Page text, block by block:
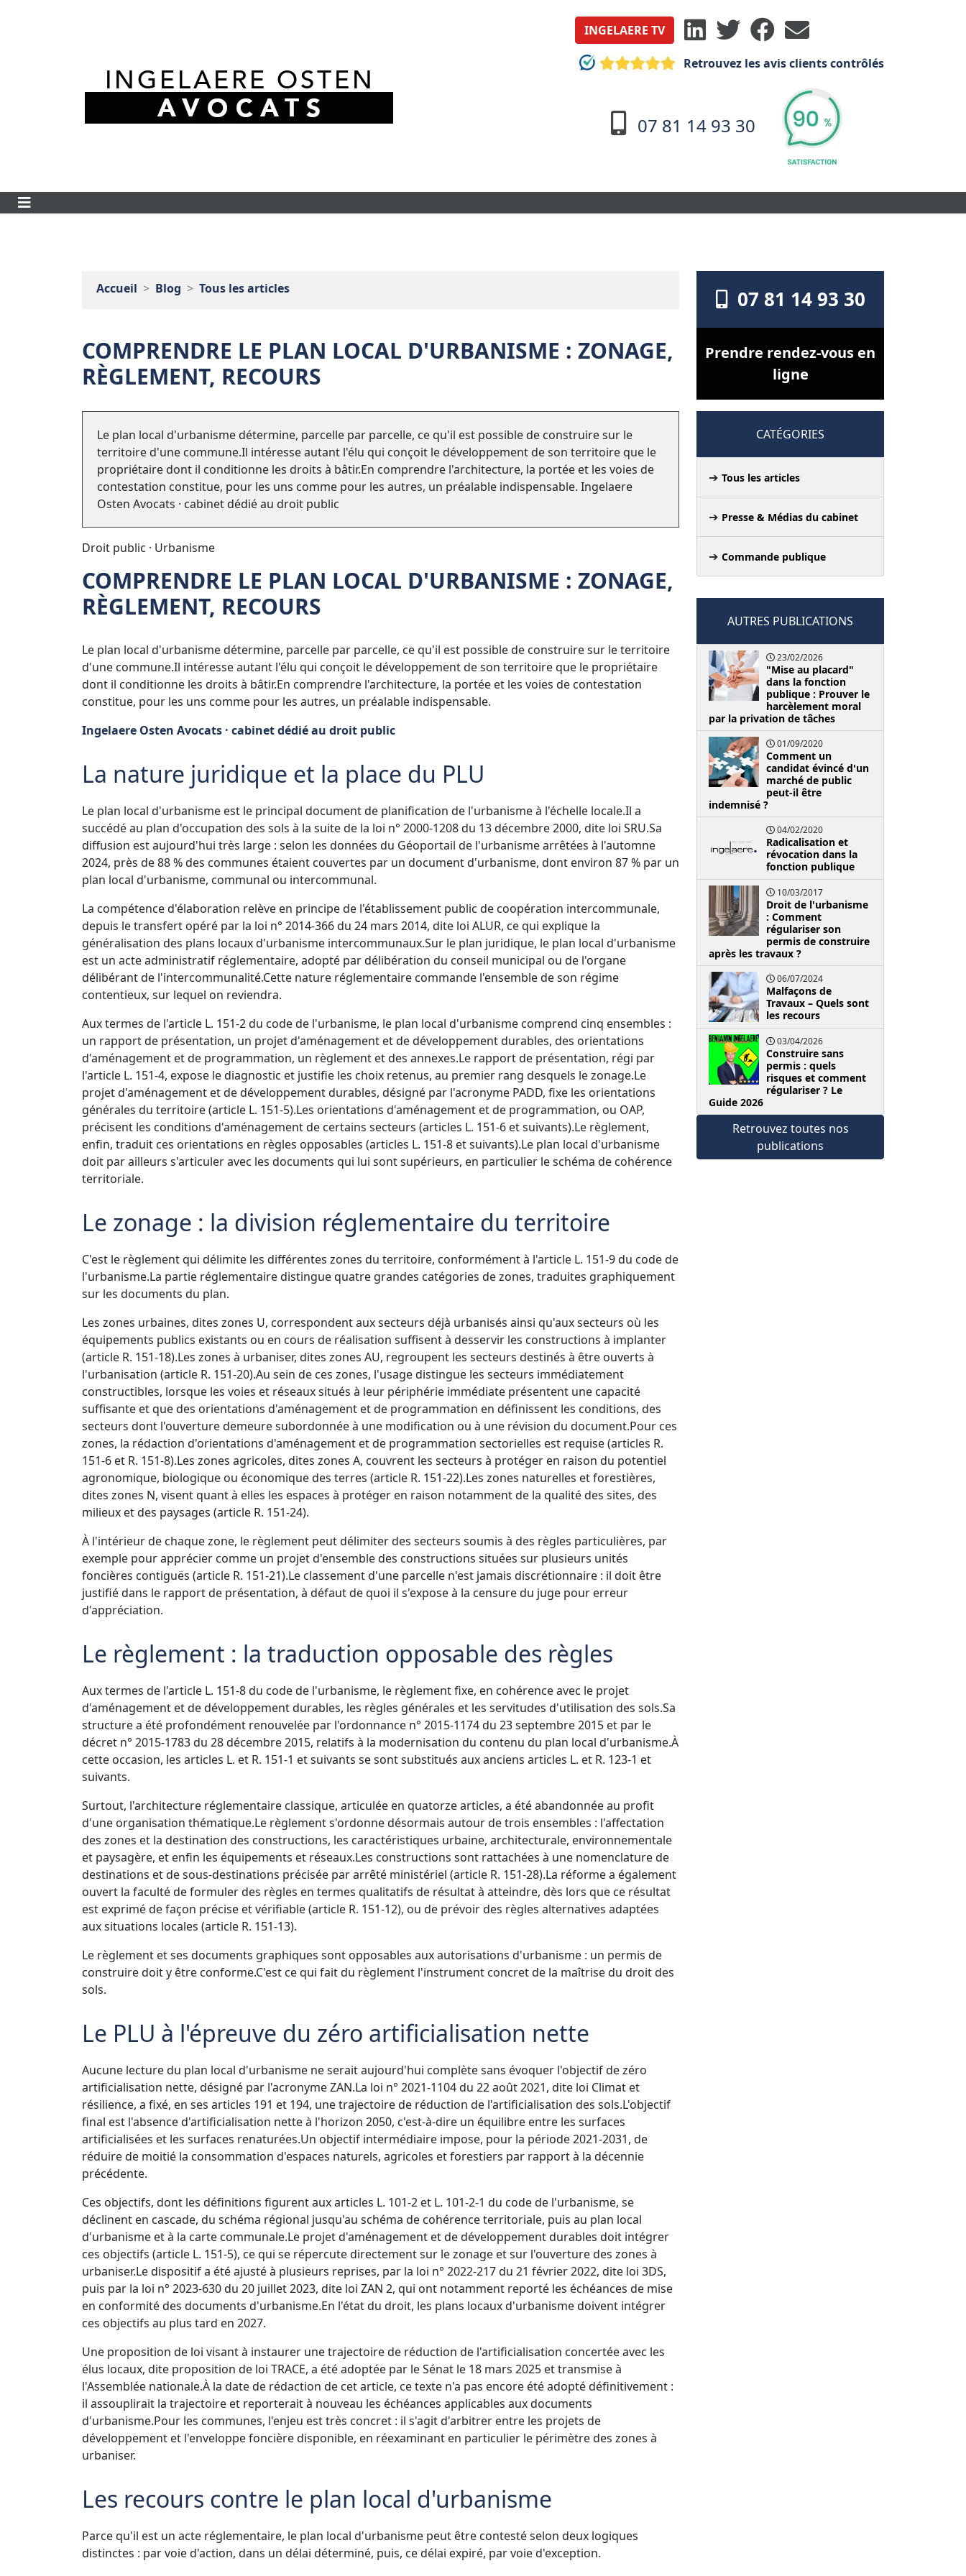
INGELAERE TV
Retrouvez les avis clients contrôlés
07 81 14 93 30
Accueil Blog Tous les articles
COMPRENDRE LE PLAN LOCAL D'URBANISME : ZONAGE,
RÈGLEMENT, RECOURS
Le plan local d'urbanisme détermine, parcelle par parcelle, ce qu'il est possible de construire sur le
territoire d'une commune.Il intéresse autant l'élu qui conçoit le développement de son territoire que le
propriétaire dont il conditionne les droits à bâtir.En comprendre l'architecture, la portée et les voies de
contestation constitue, pour les uns comme pour les autres, un préalable indispensable. Ingelaere
Osten Avocats · cabinet dédié au droit public
Droit public · Urbanisme
COMPRENDRE LE PLAN LOCAL D'URBANISME : ZONAGE,
RÈGLEMENT, RECOURS
Le plan local d'urbanisme détermine, parcelle par parcelle, ce qu'il est possible de construire sur le territoire
d'une commune.Il intéresse autant l'élu qui conçoit le développement de son territoire que le propriétaire
dont il conditionne les droits à bâtir.En comprendre l'architecture, la portée et les voies de contestation
constitue, pour les uns comme pour les autres, un préalable indispensable.
Ingelaere Osten Avocats · cabinet dédié au droit public
La nature juridique et la place du PLU
Le plan local d'urbanisme est le principal document de planification de l'urbanisme à l'échelle locale.Il a
succédé au plan d'occupation des sols à la suite de la loi n° 2000-1208 du 13 décembre 2000, dite loi SRU.Sa
diffusion est aujourd'hui très large : selon les données du Géoportail de l'urbanisme arrêtées à l'automne
2024, près de 88 % des communes étaient couvertes par un document d'urbanisme, dont environ 87 % par un
plan local d'urbanisme, communal ou intercommunal.
La compétence d'élaboration relève en principe de l'établissement public de coopération intercommunale,
depuis le transfert opéré par la loi n° 2014-366 du 24 mars 2014, dite loi ALUR, ce qui explique la
généralisation des plans locaux d'urbanisme intercommunaux.Sur le plan juridique, le plan local d'urbanisme
est un acte administratif réglementaire, adopté par délibération du conseil municipal ou de l'organe
délibérant de l'intercommunalité.Cette nature réglementaire commande l'ensemble de son régime
contentieux, sur lequel on reviendra.
Aux termes de l'article L. 151-2 du code de l'urbanisme, le plan local d'urbanisme comprend cinq ensembles :
un rapport de présentation, un projet d'aménagement et de développement durables, des orientations
d'aménagement et de programmation, un règlement et des annexes.Le rapport de présentation, régi par
l'article L. 151-4, expose le diagnostic et justifie les choix retenus, au premier rang desquels le zonage.Le
projet d'aménagement et de développement durables, désigné par l'acronyme PADD, fixe les orientations
générales du territoire (article L. 151-5).Les orientations d'aménagement et de programmation, ou OAP,
précisent les conditions d'aménagement de certains secteurs (articles L. 151-6 et suivants).Le règlement,
enfin, traduit ces orientations en règles opposables (articles L. 151-8 et suivants).Le plan local d'urbanisme
doit par ailleurs s'articuler avec les documents qui lui sont supérieurs, en particulier le schéma de cohérence
territoriale.
Le zonage : la division réglementaire du territoire
C'est le règlement qui délimite les différentes zones du territoire, conformément à l'article L. 151-9 du code de
l'urbanisme.La partie réglementaire distingue quatre grandes catégories de zones, traduites graphiquement
sur les documents du plan.
Les zones urbaines, dites zones U, correspondent aux secteurs déjà urbanisés ainsi qu'aux secteurs où les
équipements publics existants ou en cours de réalisation suffisent à desservir les constructions à implanter
(article R. 151-18).Les zones à urbaniser, dites zones AU, regroupent les secteurs destinés à être ouverts à
l'urbanisation (article R. 151-20).Au sein de ces zones, l'usage distingue les secteurs immédiatement
constructibles, lorsque les voies et réseaux situés à leur périphérie immédiate présentent une capacité
suffisante et que des orientations d'aménagement et de programmation en définissent les conditions, des
secteurs dont l'ouverture demeure subordonnée à une modification ou à une révision du document.Pour ces
zones, la rédaction d'orientations d'aménagement et de programmation sectorielles est requise (articles R.
151-6 et R. 151-8).Les zones agricoles, dites zones A, couvrent les secteurs à protéger en raison du potentiel
agronomique, biologique ou économique des terres (article R. 151-22).Les zones naturelles et forestières,
dites zones N, visent quant à elles les espaces à protéger en raison notamment de la qualité des sites, des
milieux et des paysages (article R. 151-24).
À l'intérieur de chaque zone, le règlement peut délimiter des secteurs soumis à des règles particulières, par
exemple pour apprécier comme un projet d'ensemble des constructions situées sur plusieurs unités
foncières contiguës (article R. 151-21).Le classement d'une parcelle n'est jamais discrétionnaire : il doit être
justifié dans le rapport de présentation, à défaut de quoi il s'expose à la censure du juge pour erreur
d'appréciation.
Le règlement : la traduction opposable des règles
Aux termes de l'article L. 151-8 du code de l'urbanisme, le règlement fixe, en cohérence avec le projet
d'aménagement et de développement durables, les règles générales et les servitudes d'utilisation des sols.Sa
structure a été profondément renouvelée par l'ordonnance n° 2015-1174 du 23 septembre 2015 et par le
décret n° 2015-1783 du 28 décembre 2015, relatifs à la modernisation du contenu du plan local d'urbanisme.À
cette occasion, les articles L. et R. 151-1 et suivants se sont substitués aux anciens articles L. et R. 123-1 et
suivants.
Surtout, l'architecture réglementaire classique, articulée en quatorze articles, a été abandonnée au profit
d'une organisation thématique.Le règlement s'ordonne désormais autour de trois ensembles : l'affectation
des zones et la destination des constructions, les caractéristiques urbaine, architecturale, environnementale
et paysagère, et enfin les équipements et réseaux.Les constructions sont rattachées à une nomenclature de
destinations et de sous-destinations précisée par arrêté ministériel (article R. 151-28).La réforme a également
ouvert la faculté de formuler des règles en termes qualitatifs de résultat à atteindre, dès lors que ce résultat
est exprimé de façon précise et vérifiable (article R. 151-12), ou de prévoir des règles alternatives adaptées
aux situations locales (article R. 151-13).
Le règlement et ses documents graphiques sont opposables aux autorisations d'urbanisme : un permis de
construire doit y être conforme.C'est ce qui fait du règlement l'instrument concret de la maîtrise du droit des
sols.
Le PLU à l'épreuve du zéro artificialisation nette
Aucune lecture du plan local d'urbanisme ne serait aujourd'hui complète sans évoquer l'objectif de zéro
artificialisation nette, désigné par l'acronyme ZAN.La loi n° 2021-1104 du 22 août 2021, dite loi Climat et
résilience, a fixé, en ses articles 191 et 194, une trajectoire de réduction de l'artificialisation des sols.L'objectif
final est l'absence d'artificialisation nette à l'horizon 2050, c'est-à-dire un équilibre entre les surfaces
artificialisées et les surfaces renaturées.Un objectif intermédiaire impose, pour la période 2021-2031, de
réduire de moitié la consommation d'espaces naturels, agricoles et forestiers par rapport à la décennie
précédente.
Ces objectifs, dont les définitions figurent aux articles L. 101-2 et L. 101-2-1 du code de l'urbanisme, se
déclinent en cascade, du schéma régional jusqu'au schéma de cohérence territoriale, puis au plan local
d'urbanisme et à la carte communale.Le projet d'aménagement et de développement durables doit intégrer
ces objectifs (article L. 151-5), ce qui se répercute directement sur le zonage et sur l'ouverture des zones à
urbaniser.Le dispositif a été ajusté à plusieurs reprises, par la loi n° 2022-217 du 21 février 2022, dite loi 3DS,
puis par la loi n° 2023-630 du 20 juillet 2023, dite loi ZAN 2, qui ont notamment reporté les échéances de mise
en conformité des documents d'urbanisme.En l'état du droit, les plans locaux d'urbanisme doivent intégrer
ces objectifs au plus tard en 2027.
Une proposition de loi visant à instaurer une trajectoire de réduction de l'artificialisation concertée avec les
élus locaux, dite proposition de loi TRACE, a été adoptée par le Sénat le 18 mars 2025 et transmise à
l'Assemblée nationale.À la date de rédaction de cet article, ce texte n'a pas encore été adopté définitivement :
il assouplirait la trajectoire et reporterait à nouveau les échéances applicables aux documents
d'urbanisme.Pour les communes, l'enjeu est très concret : il s'agit d'arbitrer entre les projets de
développement et l'enveloppe foncière disponible, en réexaminant en particulier le périmètre des zones à
urbaniser.
Les recours contre le plan local d'urbanisme
Parce qu'il est un acte réglementaire, le plan local d'urbanisme peut être contesté selon deux logiques
distinctes : par voie d'action, dans un délai déterminé, puis, ce délai expiré, par voie d'exception.
07 81 14 93 30
Prendre rendez-vous en
ligne
CATÉGORIES
Tous les articles
Presse & Médias du cabinet
Commande publique
AUTRES PUBLICATIONS
23/02/2026
"Mise au placard"
dans la fonction
publique : Prouver le
harcèlement moral
par la privation de tâches
01/09/2020
Comment un
candidat évincé d'un
marché de public
peut-il être
indemnisé ?
04/02/2020
Radicalisation et
révocation dans la
fonction publique
10/03/2017
Droit de l'urbanisme
: Comment
régulariser son
permis de construire
après les travaux ?
06/07/2024
Malfaçons de
Travaux – Quels sont
les recours
03/04/2026
Construire sans
permis : quels
risques et comment
régulariser ? Le
Guide 2026
Retrouvez toutes nos
publications